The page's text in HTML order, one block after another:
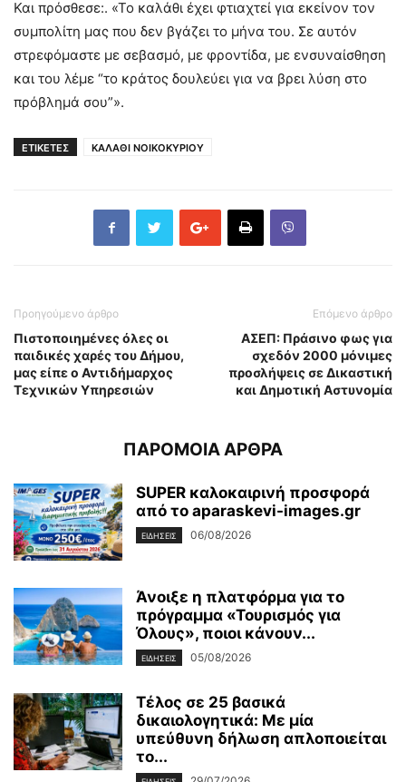
Και πρόσθεσε:. «Το καλάθι έχει φτιαχτεί για εκείνον τον
συμπολίτη μας που δεν βγάζει το μήνα του. Σε αυτόν
στρεφόμαστε με σεβασμό, με φροντίδα, με ενσυναίσθηση
και του λέμε “το κράτος δουλεύει για να βρει λύση στο
πρόβλημά σου”».
ΕΤΙΚΕΤΕΣ ΚΑΛΑΘΙ ΝΟΙΚΟΚΥΡΙΟΥ
Προηγούμενο άρθρο
Πιστοποιημένες όλες οι
παιδικές χαρές του Δήμου,
μας είπε ο Αντιδήμαρχος
Τεχνικών Υπηρεσιών
Επόμενο άρθρο
ΑΣΕΠ: Πράσινο φως για
σχεδόν 2000 μόνιμες
προσλήψεις σε Δικαστική
και Δημοτική Αστυνομία
ΠΑΡΟΜΟΙΑ ΑΡΘΡΑ
SUPER καλοκαιρινή προσφορά
από το aparaskevi-images.gr
ΕΙΔΗΣΕΙΣ 06/08/2026
Άνοιξε η πλατφόρμα για το
πρόγραμμα «Τουρισμός για
Όλους», ποιοι κάνουν...
ΕΙΔΗΣΕΙΣ 05/08/2026
Τέλος σε 25 βασικά
δικαιολογητικά: Με μία
υπεύθυνη δήλωση απλοποιείται
το...